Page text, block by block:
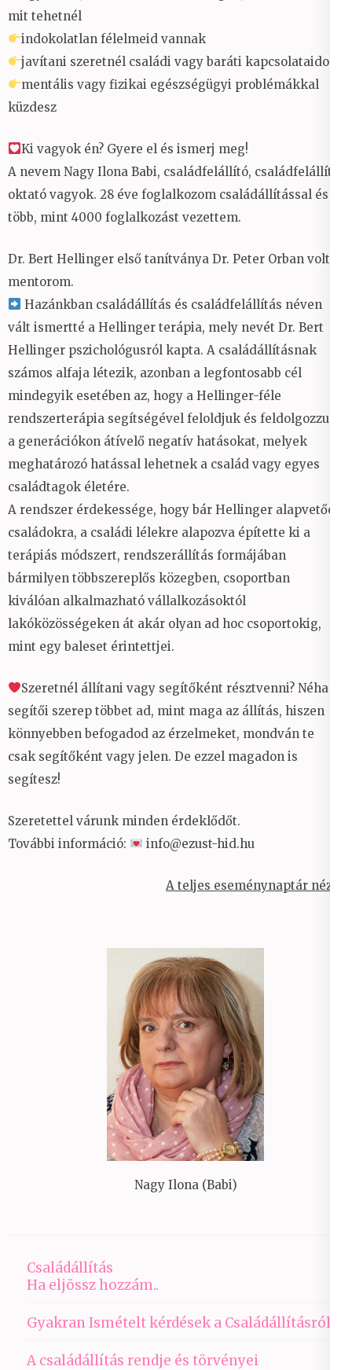
mit tehetnél
indokolatlan félelmeid vannak
javítani szeretnél családi vagy baráti kapcsolataidon
mentális vagy fizikai egészségügyi problémákkal
küzdesz
Ki vagyok én? Gyere el és ismerj meg!
A nevem Nagy Ilona Babi, családfelállító, családfelállító
oktató vagyok. 28 éve foglalkozom családállítással és
több, mint 4000 foglalkozást vezettem.
Dr. Bert Hellinger első tanítványa Dr. Peter Orban volt a
mentorom.
Hazánkban családállítás és családfelállítás néven
vált ismertté a Hellinger terápia, mely nevét Dr. Bert
Hellinger pszichológusról kapta. A családállításnak
számos alfaja létezik, azonban a legfontosabb cél
mindegyik esetében az, hogy a Hellinger-féle
rendszerterápia segítségével feloldjuk és feldolgozzuk
a generációkon átívelő negatív hatásokat, melyek
meghatározó hatással lehetnek a család vagy egyes
családtagok életére.
A rendszer érdekessége, hogy bár Hellinger alapvetően
családokra, a családi lélekre alapozva építette ki a
terápiás módszert, rendszerállítás formájában
bármilyen többszereplős közegben, csoportban
kiválóan alkalmazható vállalkozásoktól
lakóközösségeken át akár olyan ad hoc csoportokig,
mint egy baleset érintettjei.
Szeretnél állítani vagy segítőként résztvenni? Néha a
segítői szerep többet ad, mint maga az állítás, hiszen
könnyebben befogadod az érzelmeket, mondván te
csak segítőként vagy jelen. De ezzel magadon is
segítesz!
Szeretettel várunk minden érdeklődőt.
További információ:
info@ezust-hid.hu
A teljes eseménynaptár nézet
Nagy Ilona (Babi)
Családállítás
Ha eljössz hozzám..
Gyakran Ismételt kérdések a Családállításról
A családállítás rendje és törvényei